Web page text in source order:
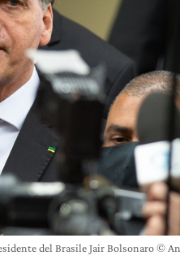
del Brasile Jair Bolsonaro ©